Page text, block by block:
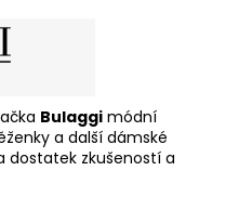
Bulaggi módní
a další dámské
dostatek zkušeností a